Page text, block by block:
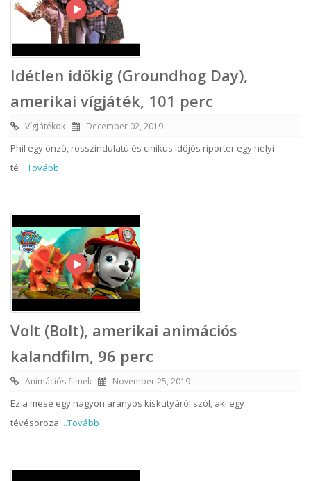
Idétlen időkig (Groundhog Day),
amerikai vígjáték, 101 perc
Vígjátékok December 02, 2019
Phil egy önző, rosszindulatú és cinikus időjós riporter egy helyi
té ...Tovább
Volt (Bolt), amerikai animációs
kalandfilm, 96 perc
Animációs filmek November 25, 2019
Ez a mese egy nagyon aranyos kiskutyáról szól, aki egy
tévésoroza ...Tovább